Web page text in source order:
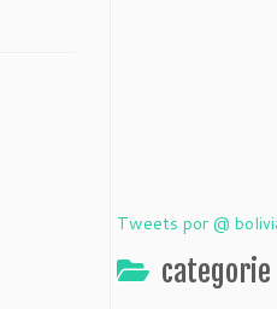
Tweets por @
categorie